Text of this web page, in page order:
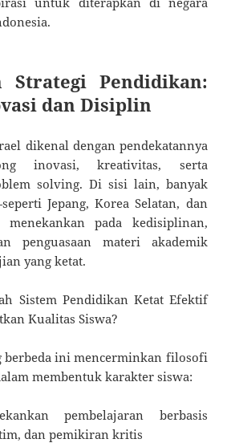
Strategi Pendidikan:
dan Disiplin
dikenal dengan pendekatannya
inovasi, kreativitas, serta
solving. Di sisi lain, banyak
Jepang, Korea Selatan, dan
pada kedisiplinan,
penguasaan materi akademik
yang ketat.
Sistem Pendidikan Ketat Efektif
Kualitas Siswa?
berbeda ini mencerminkan filosofi
membentuk karakter siswa:
pembelajaran berbasis
dan pemikiran kritis